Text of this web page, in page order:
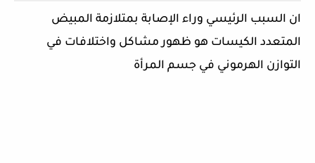
ان السبب الرئيسي وراء الإصابة بمتلازمة المبيض
المتعدد الكيسات هو ظهور مشاكل واختلافات في
التوازن الهرموني في جسم المرأة